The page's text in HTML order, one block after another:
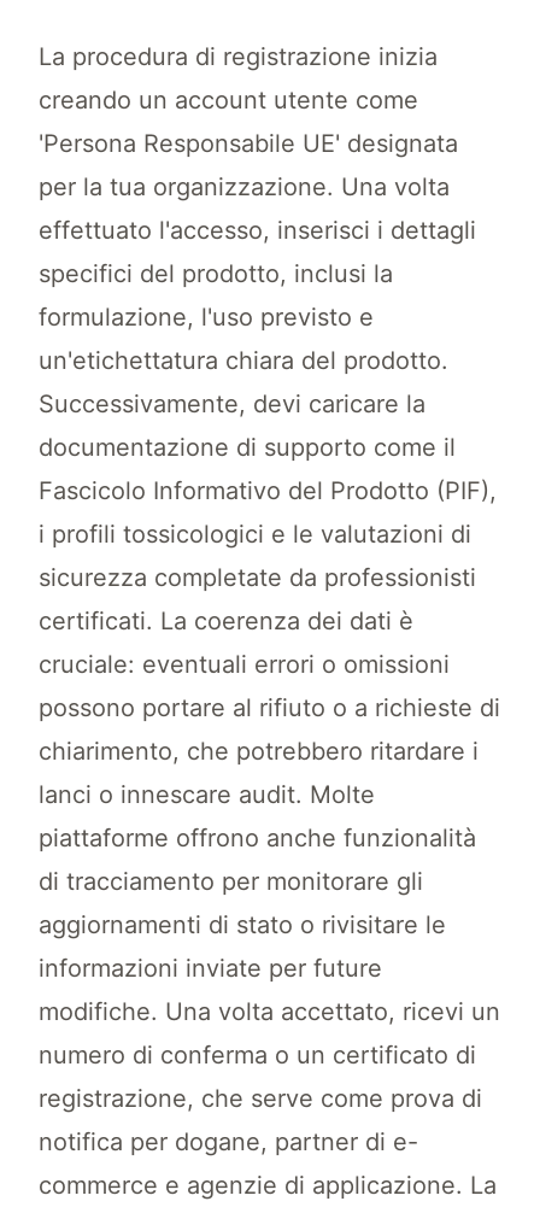
La procedura di registrazione inizia
creando un account utente come
'Persona Responsabile UE' designata
per la tua organizzazione. Una volta
effettuato l'accesso, inserisci i dettagli
specifici del prodotto, inclusi la
formulazione, l'uso previsto e
un'etichettatura chiara del prodotto.
Successivamente, devi caricare la
documentazione di supporto come il
Fascicolo Informativo del Prodotto (PIF),
i profili tossicologici e le valutazioni di
sicurezza completate da professionisti
certificati. La coerenza dei dati è
cruciale: eventuali errori o omissioni
possono portare al rifiuto o a richieste di
chiarimento, che potrebbero ritardare i
lanci o innescare audit. Molte
piattaforme offrono anche funzionalità
di tracciamento per monitorare gli
aggiornamenti di stato o rivisitare le
informazioni inviate per future
modifiche. Una volta accettato, ricevi un
numero di conferma o un certificato di
registrazione, che serve come prova di
notifica per dogane, partner di e-
commerce e agenzie di applicazione. La